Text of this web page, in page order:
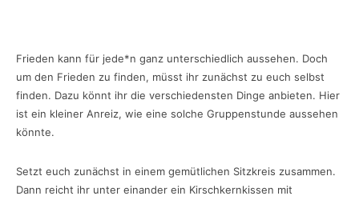
Frieden kann für jede*n ganz unterschiedlich aussehen. Doch
um den Frieden zu finden, müsst ihr zunächst zu euch selbst
finden. Dazu könnt ihr die verschiedensten Dinge anbieten. Hier
ist ein kleiner Anreiz, wie eine solche Gruppenstunde aussehen
könnte.
Setzt euch zunächst in einem gemütlichen Sitzkreis zusammen.
Dann reicht ihr unter einander ein Kirschkernkissen mit